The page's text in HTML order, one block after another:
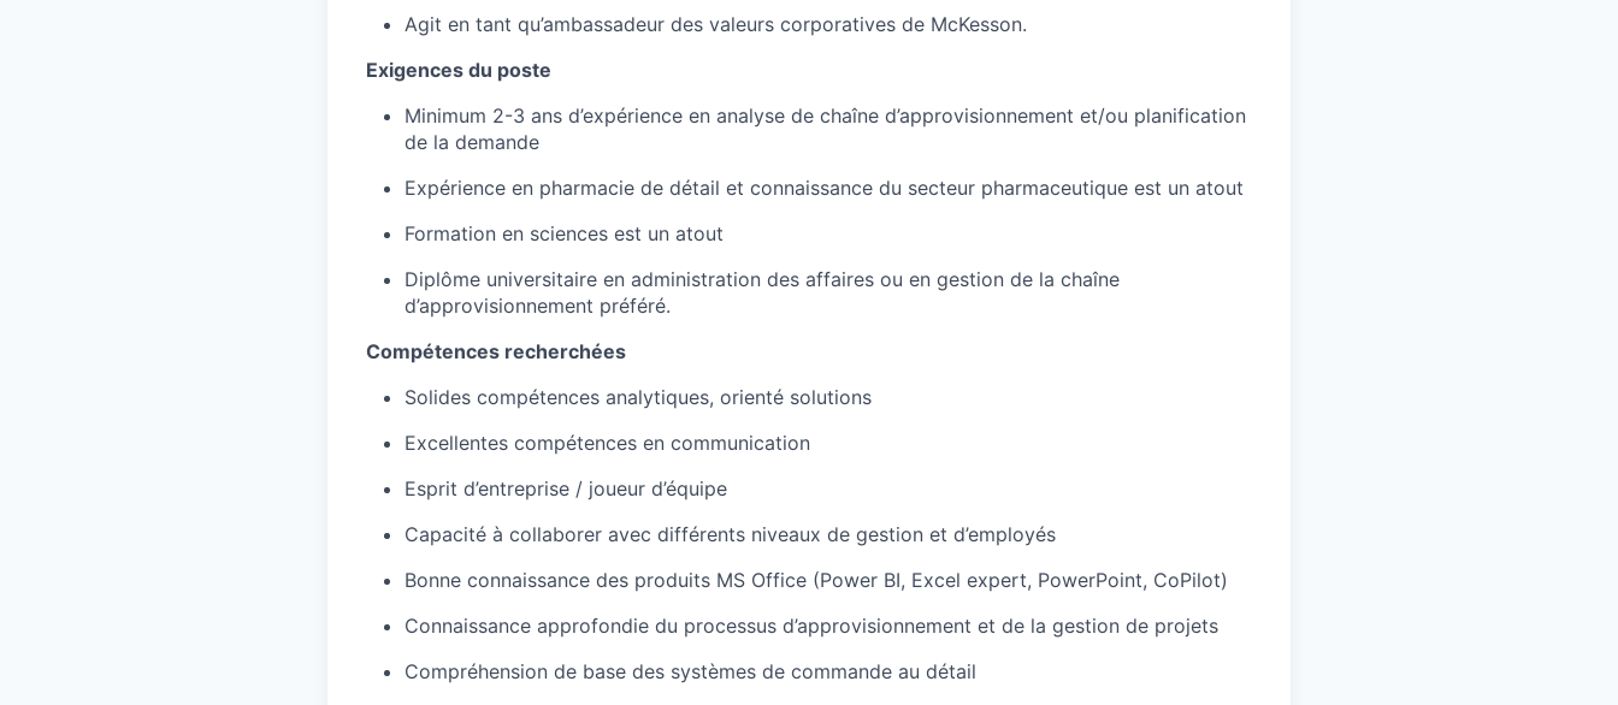
Agit en tant qu’ambassadeur des valeurs corporatives de McKesson.
Exigences du poste
Minimum 2-3 ans d’expérience en analyse de chaîne d’approvisionnement et/ou planification
de la demande
Expérience en pharmacie de détail et connaissance du secteur pharmaceutique est un atout
Formation en sciences est un atout
Diplôme universitaire en administration des affaires ou en gestion de la chaîne
d’approvisionnement préféré.
Compétences recherchées
Solides compétences analytiques, orienté solutions
Excellentes compétences en communication
Esprit d’entreprise / joueur d’équipe
Capacité à collaborer avec différents niveaux de gestion et d’employés
Bonne connaissance des produits MS Office (Power BI, Excel expert, PowerPoint, CoPilot)
Connaissance approfondie du processus d’approvisionnement et de la gestion de projets
Compréhension de base des systèmes de commande au détail